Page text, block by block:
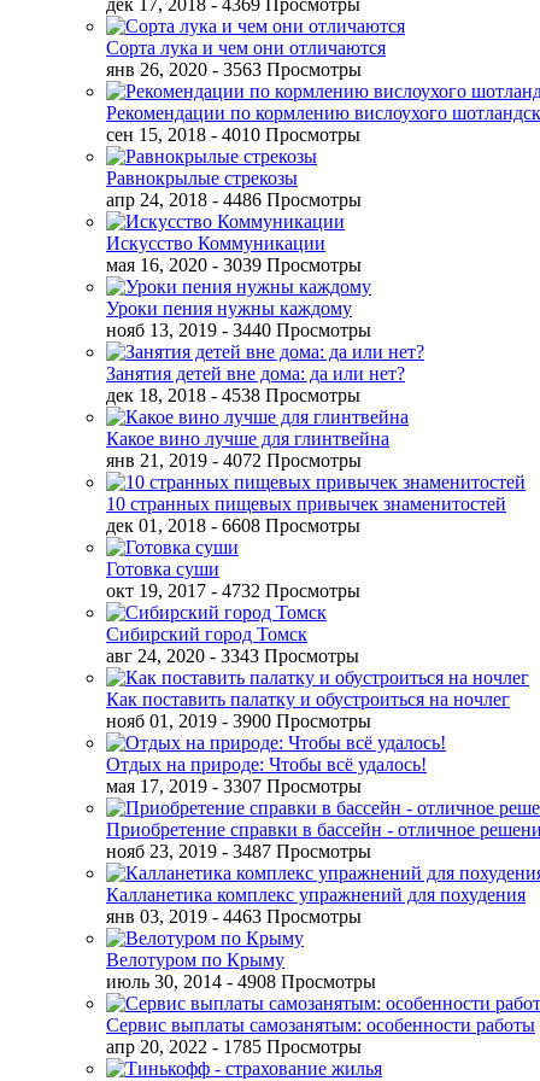
дек 17, 2018 - 4369 Просмотры
Сорта лука и чем они отличаются
янв 26, 2020 - 3563 Просмотры
Рекомендации по кормлению вислоухого
сен 15, 2018 - 4010 Просмотры
Равнокрылые стрекозы
апр 24, 2018 - 4486 Просмотры
Искусство Коммуникации
мая 16, 2020 - 3039 Просмотры
Уроки пения нужны каждому
нояб 13, 2019 - 3440 Просмотры
Занятия детей вне дома: да или нет?
дек 18, 2018 - 4538 Просмотры
Какое вино лучше для глинтвейна
янв 21, 2019 - 4072 Просмотры
10 странных пищевых привычек знаменитостей
дек 01, 2018 - 6608 Просмотры
Готовка суши
окт 19, 2017 - 4732 Просмотры
Сибирский город Томск
авг 24, 2020 - 3343 Просмотры
Как поставить палатку и обустроиться на ночлег
нояб 01, 2019 - 3900 Просмотры
Отдых на природе: Чтобы всё удалось!
мая 17, 2019 - 3307 Просмотры
Приобретение справки в бассейн - отличное
нояб 23, 2019 - 3487 Просмотры
Калланетика комплекс упражнений для похудения
янв 03, 2019 - 4463 Просмотры
Велотуром по Крыму
июль 30, 2014 - 4908 Просмотры
Сервис выплаты самозанятым: особенности работы
апр 20, 2022 - 1785 Просмотры